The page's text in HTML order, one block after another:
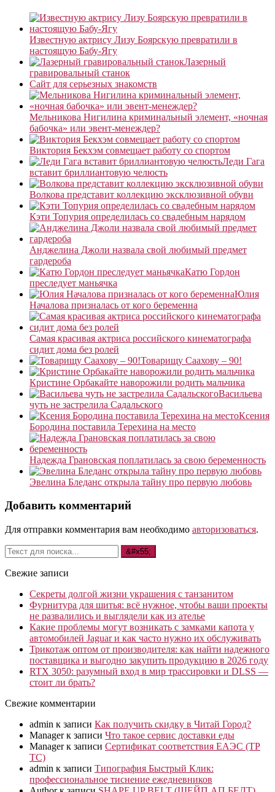
Известную актрису Лизу Боярскую превратили в
настоящую Бабу-Ягу
Лазерный
гравировальный станок
Сайт для серьезных знакомств
Мельникова Нигилина криминальный элемент, «ночная
бабочка» или эвент-менеждер?
Виктория Бекхэм совмещает работу со спортом
Леди Гага
вставит бриллиантовую челюсть
Волкова представит коллекцию эксклюзивной обуви
Кэти Топурия определилась со свадебным нарядом
Анджелина Джоли назвала свой любимый предмет
гардероба
Катю Гордон
преследует маньячка
Юлия
Началова призналась от кого беременна
Самая красивая актриса российского кинематографа
сидит дома без ролей
Товарищу Саахову – 90!
Кристине Орбакайте наворожили родить мальчика
Васильева
чуть не застрелила Садальского
Ксения
Бородина поставила Терехина на место
Надежда Грановская поплатилась за свою беременность
Эвелина Бледанс открыла тайну про первую любовь
Добавить комментарий
Для отправки комментария вам необходимо авторизоваться.
Свежие записи
Секреты долгой жизни украшения с танзанитом
Фурнитура для шитья: всё нужное, чтобы ваши проекты
не развалились и выглядели как из ателье
Какие проблемы могут возникать с замками капота у
автомобилей Jaguar и как часто нужно их обслуживать
Трикотаж оптом от производителя: как найти надежного
поставщика и выгодно закупить продукцию в 2026 году
RTX 3050: разумный вход в мир трассировки и DLSS —
стоит ли брать?
Свежие комментарии
admin к записи Как получить скидку в Читай Город?
Managerк записи Что такое сервис доставки еды
Managerк записи Сертификат соответствия ЕАЭС (ТР
ТС)
admin к записи Типография Быстрый Клик:
профессиональное тиснение ежедневников